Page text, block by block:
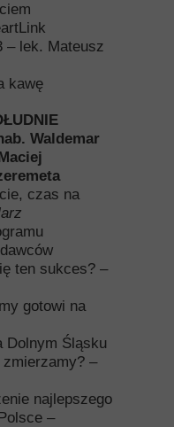
– lek. Mateusz
kawę
Waldemar
czas na
ten sukces? –
gotowi na
Dolnym Śląsku
–
najlepszego
–